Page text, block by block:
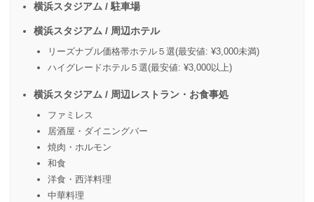
横浜スタジアム / 駐車場
横浜スタジアム / 周辺ホテル
リーズナブル価格帯ホテル５選(最安値: ¥3,000未満)
ハイグレードホテル５選(最安値: ¥3,000以上)
横浜スタジアム / 周辺レストラン・お食事処
ファミレス
居酒屋・ダイニングバー
焼肉・ホルモン
和食
洋食・西洋料理
中華料理